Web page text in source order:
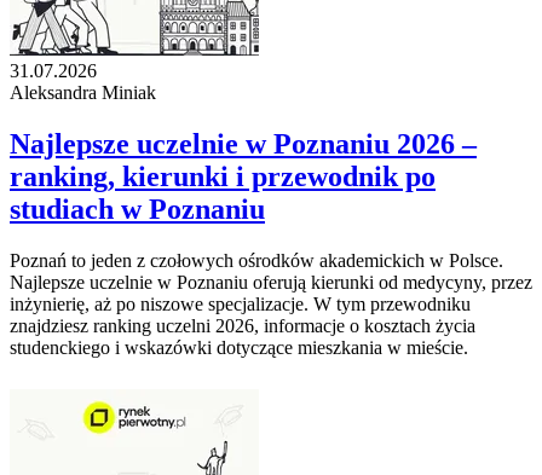
31.07.2026
Aleksandra Miniak
Najlepsze uczelnie w Poznaniu 2026 –
ranking, kierunki i przewodnik po
studiach w Poznaniu
Poznań to jeden z czołowych ośrodków akademickich w Polsce.
Najlepsze uczelnie w Poznaniu oferują kierunki od medycyny, przez
inżynierię, aż po niszowe specjalizacje. W tym przewodniku
znajdziesz ranking uczelni 2026, informacje o kosztach życia
studenckiego i wskazówki dotyczące mieszkania w mieście.